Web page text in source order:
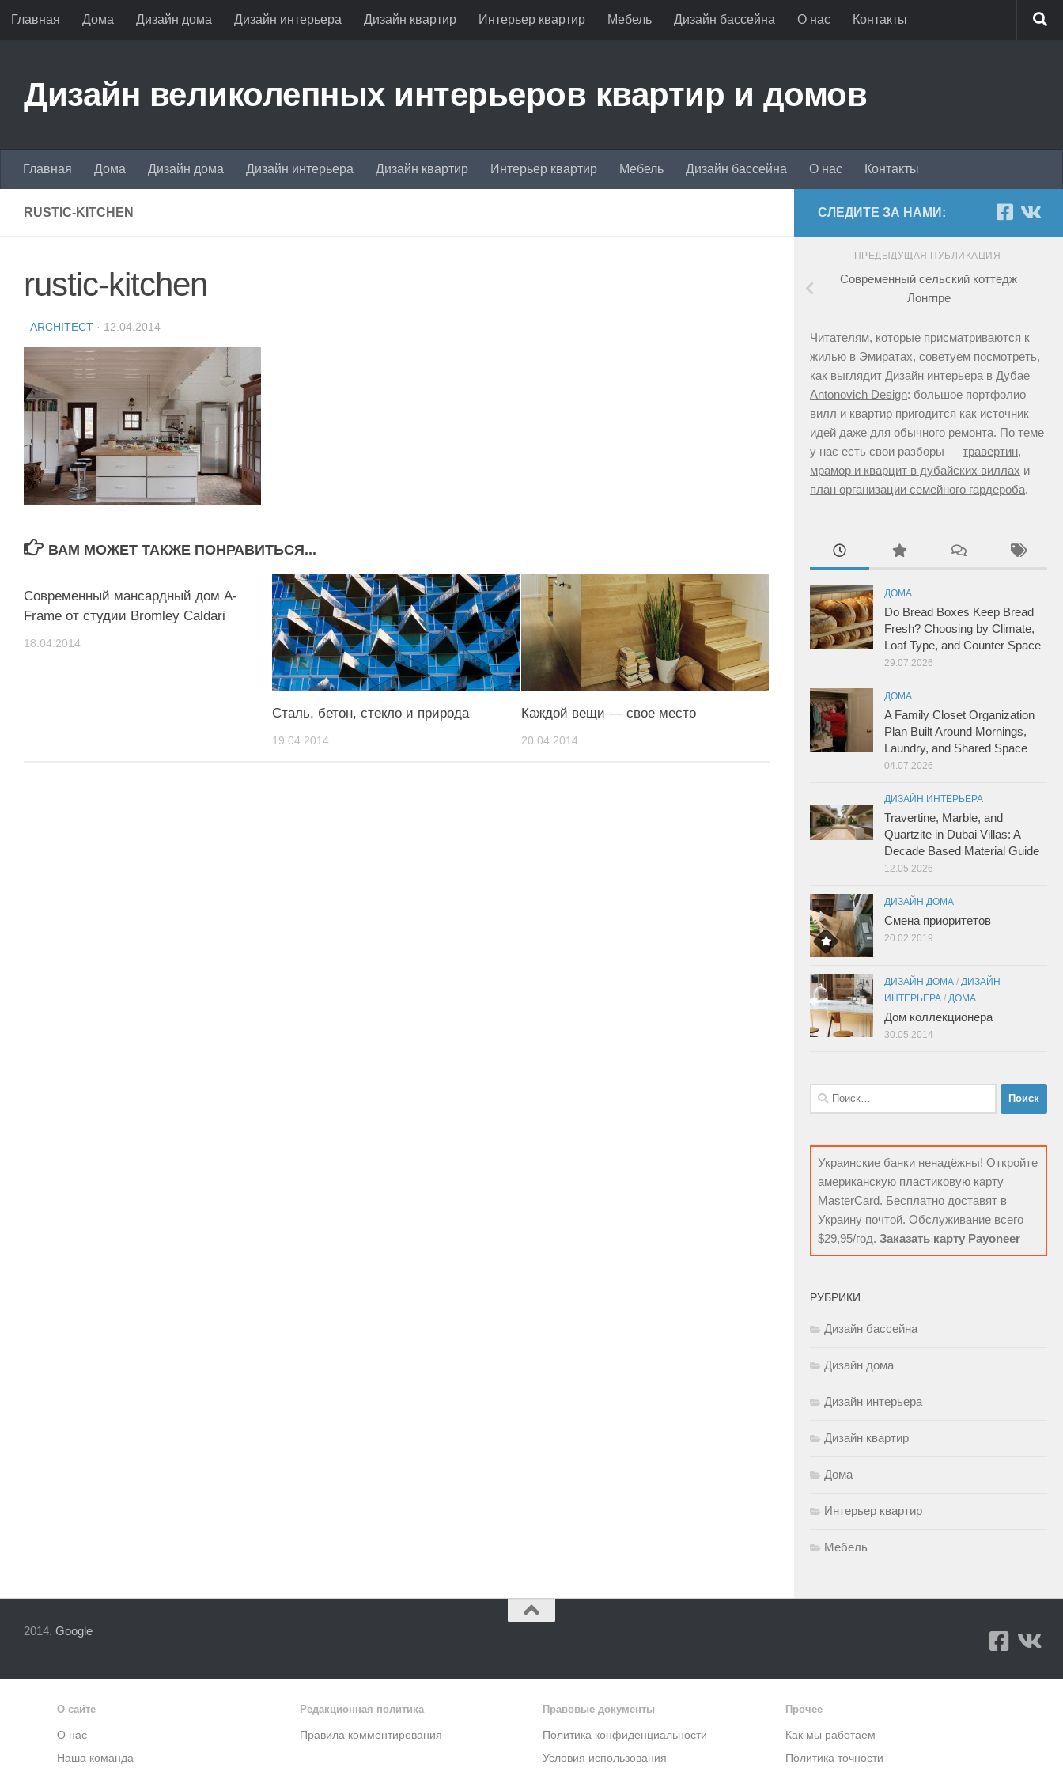
Перейти к содержимому
Главная Дома Дизайн дома Дизайн интерьера Дизайн квартир Интерьер квартир Мебель Дизайн бассейна О нас Контакты
Дизайн великолепных интерьеров квартир и домов
Главная Дома Дизайн дома Дизайн интерьера Дизайн квартир Интерьер квартир Мебель Дизайн бассейна О нас Контакты
RUSTIC-KITCHEN
rustic-kitchen
- ARCHITECT · 12.04.2014
ВАМ МОЖЕТ ТАКЖЕ ПОНРАВИТЬСЯ...
Современный мансардный дом A-
Frame от студии Bromley Caldari
18.04.2014
Сталь, бетон, стекло и природа
19.04.2014
Каждой вещи — свое место
20.04.2014
СЛЕДИТЕ ЗА НАМИ:
ПРЕДЫДУЩАЯ ПУБЛИКАЦИЯ
Современный сельский коттедж
Лонгпре
Читателям, которые присматриваются к
жилью в Эмиратах, советуем посмотреть,
как выглядит Дизайн интерьера в Дубае
Antonovich Design: большое портфолио
вилл и квартир пригодится как источник
идей даже для обычного ремонта. По теме
у нас есть свои разборы — травертин,
мрамор и кварцит в дубайских виллах и
план организации семейного гардероба.
ДОМА
Do Bread Boxes Keep Bread
Fresh? Choosing by Climate,
Loaf Type, and Counter Space
29.07.2026
ДОМА
A Family Closet Organization
Plan Built Around Mornings,
Laundry, and Shared Space
04.07.2026
ДИЗАЙН ИНТЕРЬЕРА
Travertine, Marble, and
Quartzite in Dubai Villas: A
Decade Based Material Guide
12.05.2026
ДИЗАЙН ДОМА
Смена приоритетов
20.02.2019
ДИЗАЙН ДОМА / ДИЗАЙН
ИНТЕРЬЕРА / ДОМА
Дом коллекционера
30.05.2014
Найти:
Украинские банки ненадёжны! Откройте
американскую пластиковую карту
MasterCard. Бесплатно доставят в
Украину почтой. Обслуживание всего
$29,95/год. Заказать карту Payoneer
РУБРИКИ
Дизайн бассейна
Дизайн дома
Дизайн интерьера
Дизайн квартир
Дома
Интерьер квартир
Мебель
2014. Google
О сайте
О нас
Наша команда
Редакционная политика
Правила комментирования
Правовые документы
Политика конфиденциальности
Условия использования
Прочее
Как мы работаем
Политика точности